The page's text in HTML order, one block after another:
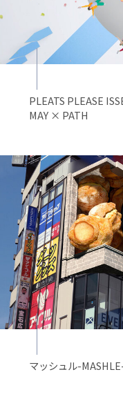
PLEATS PLEASE
MAY × PATH
マッシュル-